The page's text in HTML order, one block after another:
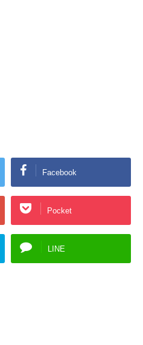
Facebook
Pocket
LINE